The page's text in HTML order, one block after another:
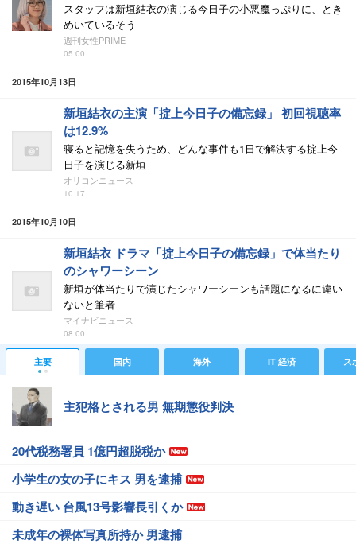
スタッフは新垣結衣の演じる今日子の小悪魔っぷりに、とき
めいているそう
週刊女性PRIME
05:00
2015年10月13日
新垣結衣の主演「掟上今日子の備忘録」 初回視聴率
は12.9%
寝ると記憶を失うため、どんな事件も1日で解決する掟上今
日子を演じる新垣
オリコンニュース
10:17
2015年10月10日
新垣結衣 ドラマ「掟上今日子の備忘録」で体当たり
のシャワーシーン
新垣が体当たりで演じたシャワーシーンも話題になるに違い
ないと筆者
マイナビニュース
08:00
主要 国内 海外 IT 経済 ス
主犯格とされる男 無期懲役判決
20代税務署員 1億円超脱税か
小学生の女の子にキス 男を逮捕
動き遅い 台風13号影響長引くか
未成年の裸体写真所持か 男逮捕